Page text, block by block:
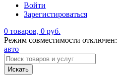
Войти
Зарегистироваться
0 товаров, 0 руб.
Режим совместимости отключен:
авто
Искать